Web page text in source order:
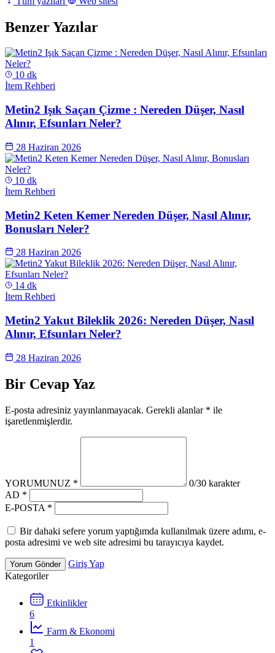
Benzer Yazılar
10 dk
İtem Rehberi
Metin2 Işık Saçan Çizme : Nereden Düşer, Nasıl
Alınır, Efsunları Neler?
28 Haziran 2026
10 dk
İtem Rehberi
Metin2 Keten Kemer Nereden Düşer, Nasıl Alınır,
Bonusları Neler?
28 Haziran 2026
14 dk
İtem Rehberi
Metin2 Yakut Bileklik 2026: Nereden Düşer, Nasıl
Alınır, Efsunları Neler?
28 Haziran 2026
Bir Cevap Yaz
E-posta adresiniz yayınlanmayacak. Gerekli alanlar * ile
işaretlenmişlerdir.
YORUMUNUZ * 0/30 karakter
AD *
E-POSTA *
Bir dahaki sefere yorum yaptığımda kullanılmak üzere adımı, e-
posta adresimi ve web site adresimi bu tarayıcıya kaydet.
Yorum Gönder
Giriş Yap
Kategoriler
Etkinlikler
6
Farm & Ekonomi
1